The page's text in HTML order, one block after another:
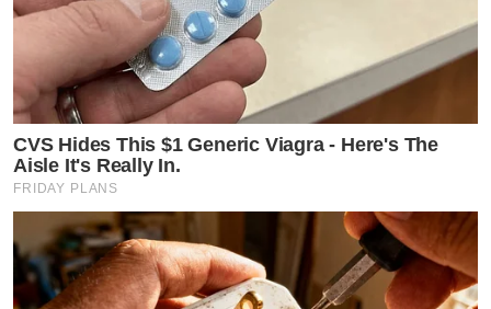
CVS Hides This $1 Generic Viagra - Here's The
Aisle It's Really In.
FRIDAY PLANS